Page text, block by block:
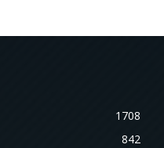
1708
842